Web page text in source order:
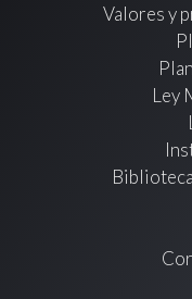
Valores y
Ley